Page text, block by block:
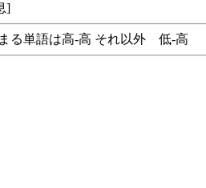
]
る単語は高-高 それ以外 低-高